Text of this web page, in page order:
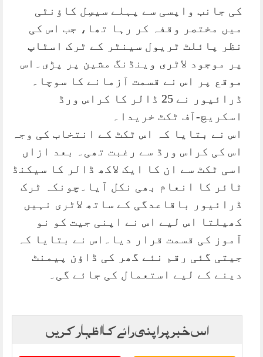
کی جانب واپسی سے پہلے سیسِل کاؤنٹی
میں مختصر وقفہ کر رہا تھا، جب اس کی
نظر پائلٹ ٹریول سینٹر کے ٹرک اسٹاپ
پر موجود لاٹری وینڈنگ مشین پر پڑی۔اس
موقع پر اس نے قسمت آزمانے کا سوچا۔
ڈرائیور نے 25 ڈالر کا کراس ورڈ
اسکریچ-آف ٹکٹ خریدا۔
اس نے بتایا کہ اس ٹکٹ کے انتخاب کی وجہ
اس کی کراس ورڈ سے رغبت تھی۔ بعد ازاں
اسی ٹکٹ سے ان کا ایک لاکھ ڈالر کا سیکنڈ
ٹائر کا انعام بھی نکل آیا۔چونکہ ٹرک
ڈرائیور باقاعدگی کے ساتھ لاٹری نہیں
کھیلتا اس لیے اس نے اپنی جیت کو نو
آموز کی قسمت قرار دیا۔اس نے بتایا کہ
جیتی گئی رقم نئے گھر کی ڈاؤن پیمنٹ
دینے کے لیے استعمال کی جائے گی۔
اس خبر پر اپنی رائے کا اظہار کریں